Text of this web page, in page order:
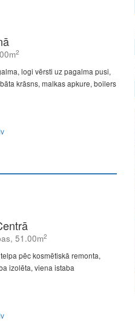
2
logi vērsti uz pagalma pusi,
krāsns, malkas apkure, boilers
51.00m2
pēc kosmētiskā remonta,
izolēta, viena istaba